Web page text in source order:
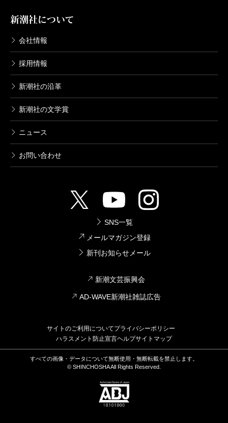
新潮社について
会社情報
採用情報
新潮社の沿革
新潮社の文学賞
ニュース
お問い合わせ
SNS一覧
メールマガジン登録
新刊お知らせメール
新潮文芸振興会
AD-WAVE新潮社雑誌広告
サイトのご利用についてプライバシーポリシー
ハラスメント防止宣言ヘルプサイトマップ
すべての画像・データについて無断使用・無断転載を禁止します。
© SHINCHOSHA All Rights Reserved.